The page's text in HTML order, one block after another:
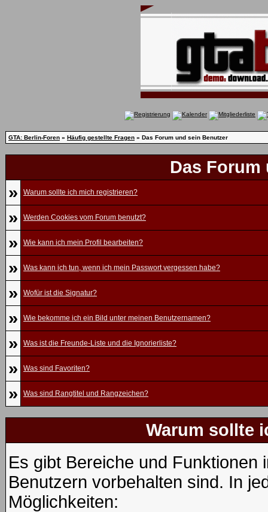
GTA: Berlin-Foren » Häufig gestellte Fragen » Das Forum und sein Benutzer
Das
»
Warum sollte ich mich registrieren?
» Werden Cookies vom Forum benutzt?
» Wie kann ich mein Profil bearbeiten?
» Was kann ich tun, wenn ich mein Passwort vergessen habe?
» Wofür ist die Signatur?
» Wie bekomme ich ein Bild unter meinen Benutzernamen?
» Was ist die Freunde-Liste und die Ignorierliste?
» Was sind Favoriten?
» Was sind Rangtitel und Rangzeichen?
Warum sollte
Es gibt Bereiche und
Benutzern vorbehalten sind. In
Möglichkeiten: